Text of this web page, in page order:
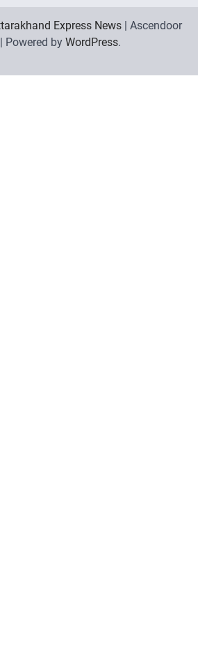
Express News | Ascendoor
Powered by WordPress.